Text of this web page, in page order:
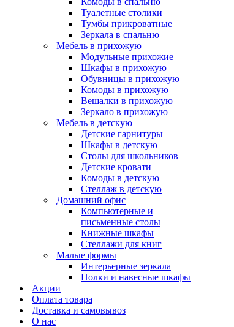
Туалетные столики
Тумбы прикроватные
Зеркала в спальню
Мебель в прихожую
Модульные прихожие
Шкафы в прихожую
Обувницы в прихожую
Комоды в прихожую
Вешалки в прихожую
Зеркало в прихожую
Мебель в детскую
Детские гарнитуры
Шкафы в детскую
Столы для школьников
Детские кровати
Комоды в детскую
Стеллаж в детскую
Домашний офис
Компьютерные и
письменные столы
Книжные шкафы
Стеллажи для книг
Малые формы
Интерьерные зеркала
Полки и навесные шкафы
Акции
Оплата товара
Доставка и самовывоз
О нас